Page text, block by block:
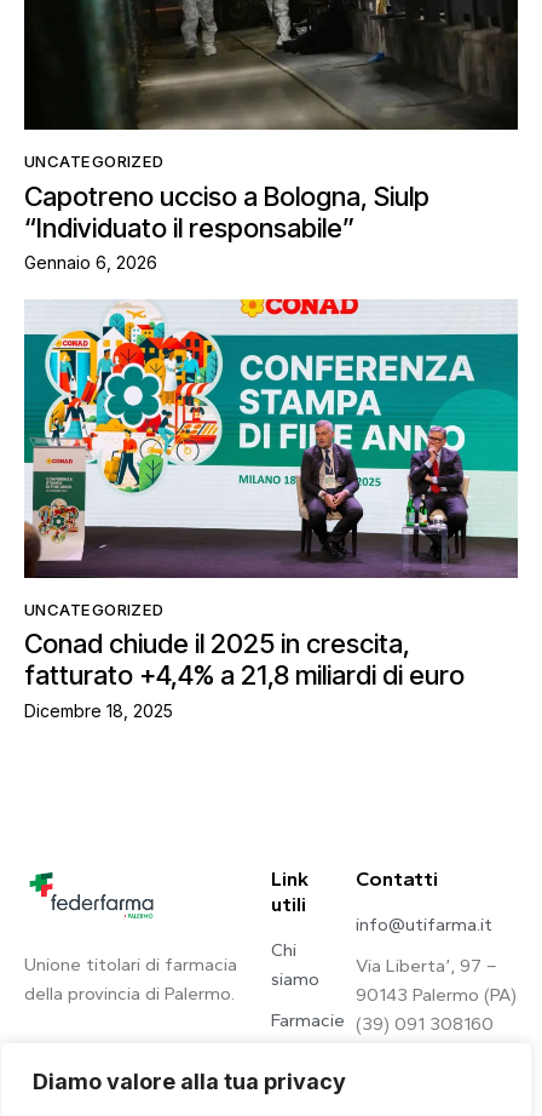
Diamo valore alla tua privacy
UNCATEGORIZED
Capotreno ucciso a Bologna, Siulp
“Individuato il responsabile”
Gennaio 6, 2026
UNCATEGORIZED
Conad chiude il 2025 in crescita,
fatturato +4,4% a 21,8 miliardi di euro
Dicembre 18, 2025
Unione titolari di farmacia
della provincia di Palermo.
Link
utili
Chi
siamo
Farmacie
Contatti
info@utifarma.it
Via Liberta’, 97 –
90143 Palermo (PA)
(39) 091 308160